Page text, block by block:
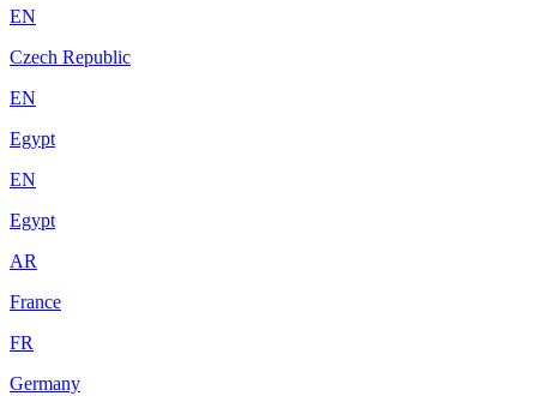
EN
Czech Republic
EN
Egypt
EN
Egypt
AR
France
FR
Germany